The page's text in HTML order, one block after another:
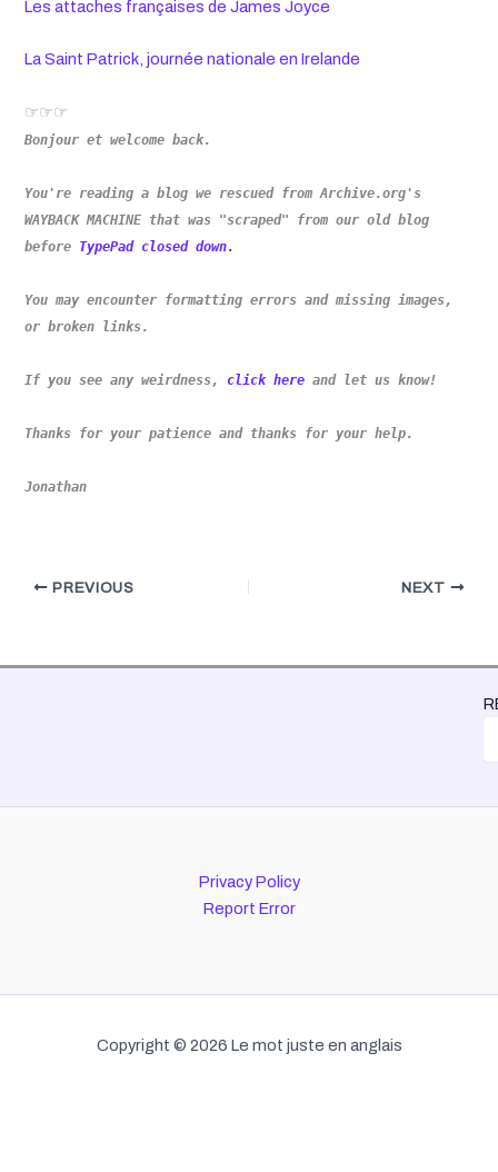
Les attaches françaises de James Joyce
La Saint Patrick, journée nationale en Irelande
☞☞☞
Bonjour et welcome back.
You're reading a blog we rescued from Archive.org's
WAYBACK MACHINE that was "scraped" from our old blog
before TypePad closed down.
You may encounter formatting errors and missing images,
or broken links.
If you see any weirdness, click here and let us know!
Thanks for your patience and thanks for your help.
Jonathan
PREVIOUS NEXT
Privacy Policy
Report Error
Copyright © 2026 Le mot juste en anglais